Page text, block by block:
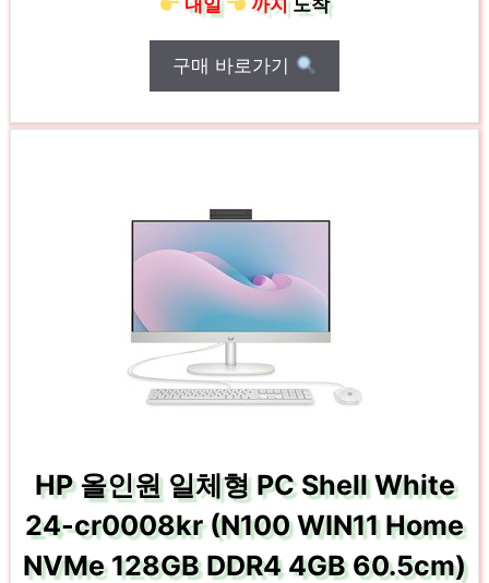
내일 까지 도착
구매 바로가기
HP 올인원 일체형 PC Shell White
24-cr0008kr (N100 WIN11 Home
NVMe 128GB DDR4 4GB 60.5cm)